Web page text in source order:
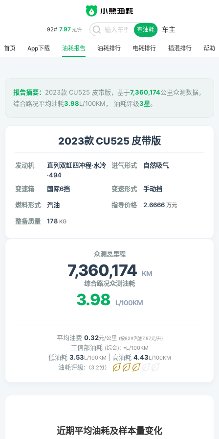
92# 7.97元/升 查油耗 车主
首页 App下载 油耗报告 油耗排行 电耗排行 插混排行 帮助
报告摘要： 2023款 CU525 皮带版，基于7,360,174公里众测数据，
综合路况平均油耗3.98L/100KM， 油耗评级3星。
2023款 CU525 皮带版
发动机
直列双缸四冲程·水冷
·494
进气形式 自然吸气
变速箱 国际6挡 变速形式 手动挡
燃料形式 汽油 指导价格 2.6666 万元
整备质量 178 KG
众测总里程
7,360,174 KM
综合路况众测油耗
3.98 L/100KM
平均油费 0.32元/公里 (按92#汽油7.97元/升)
工信部油耗 (综合): -L/100KM
低油耗 3.53L/100KM | 高油耗 4.43L/100KM
油耗评级: （3.2分）